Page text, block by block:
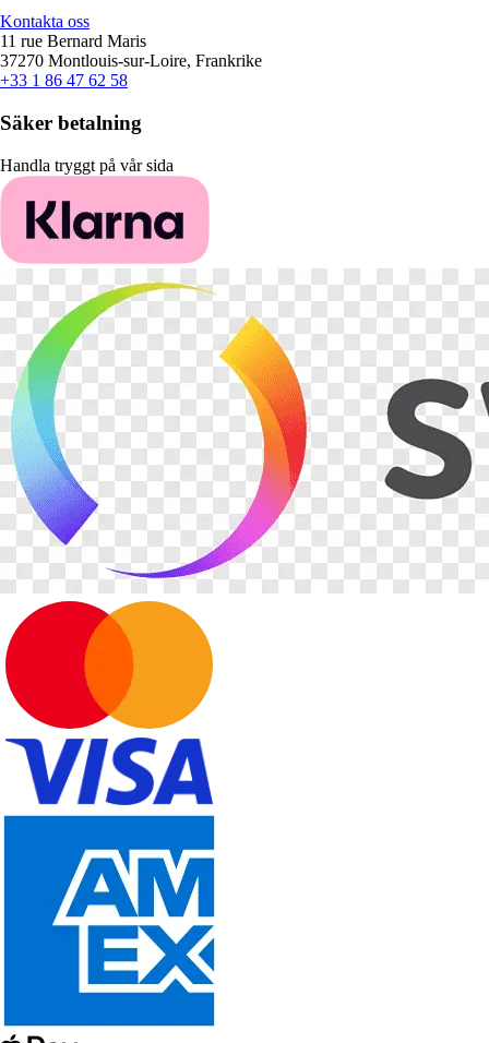
Kontakta oss
11 rue Bernard Maris
37270 Montlouis-sur-Loire, Frankrike
+33 1 86 47 62 58
Säker betalning
Handla tryggt på vår sida